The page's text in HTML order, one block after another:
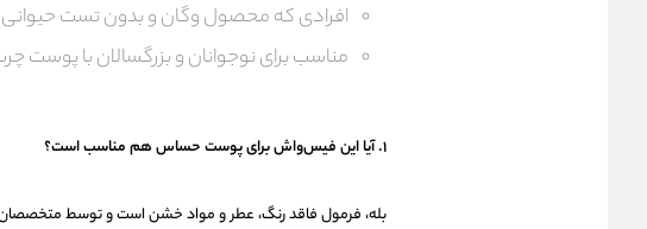
افرادی که محصول وگان و بدون تست
مناسب برای نوجوانان و بزرگسالان با پوست
۱. آیا این فیس‌واش برای پوست حساس هم مناسب است؟
بله، فرمول فاقد رنگ، عطر و مواد خشن است و توسط